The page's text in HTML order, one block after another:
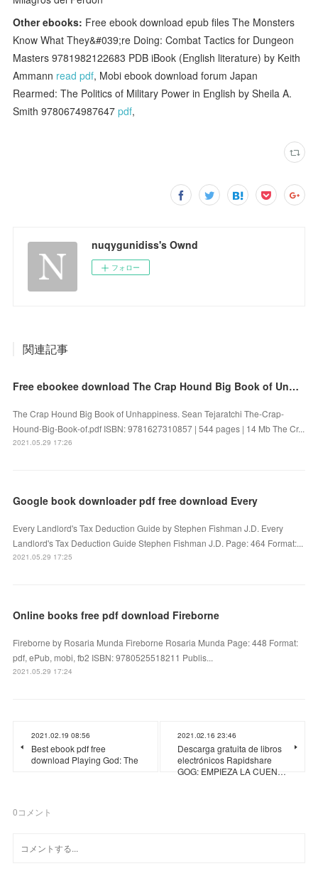
Other ebooks: Free ebook download epub files The Monsters
Know What They&#039;re Doing: Combat Tactics for Dungeon
Masters 9781982122683 PDB iBook (English literature) by Keith
Ammann read pdf, Mobi ebook download forum Japan
Rearmed: The Politics of Military Power in English by Sheila A.
Smith 9780674987647pdf,
nuqygunidiss's Ownd
フォロー
関連記事
Free ebookee download The Crap Hound Big Book of Unhappiness iBook
The Crap Hound Big Book of Unhappiness. Sean Tejaratchi The-Crap-
Hound-Big-Book-of.pdf ISBN: 9781627310857 | 544 pages | 14 Mb The Cr...
2021.05.29 17:26
Google book downloader pdf free download Every
Every Landlord's Tax Deduction Guide by Stephen Fishman J.D. Every
Landlord's Tax Deduction Guide Stephen Fishman J.D. Page: 464 Format:...
2021.05.29 17:25
Online books free pdf download Fireborne
Fireborne by Rosaria Munda Fireborne Rosaria Munda Page: 448 Format:
pdf, ePub, mobi, fb2 ISBN: 9780525518211 Publis...
2021.05.29 17:24
2021.02.19 08:56
Best ebook pdf free
download Playing God: The
2021.02.16 23:46
Descarga gratuita de libros
electrónicos Rapidshare
GOG: EMPIEZA LA CUEN…
0コメント